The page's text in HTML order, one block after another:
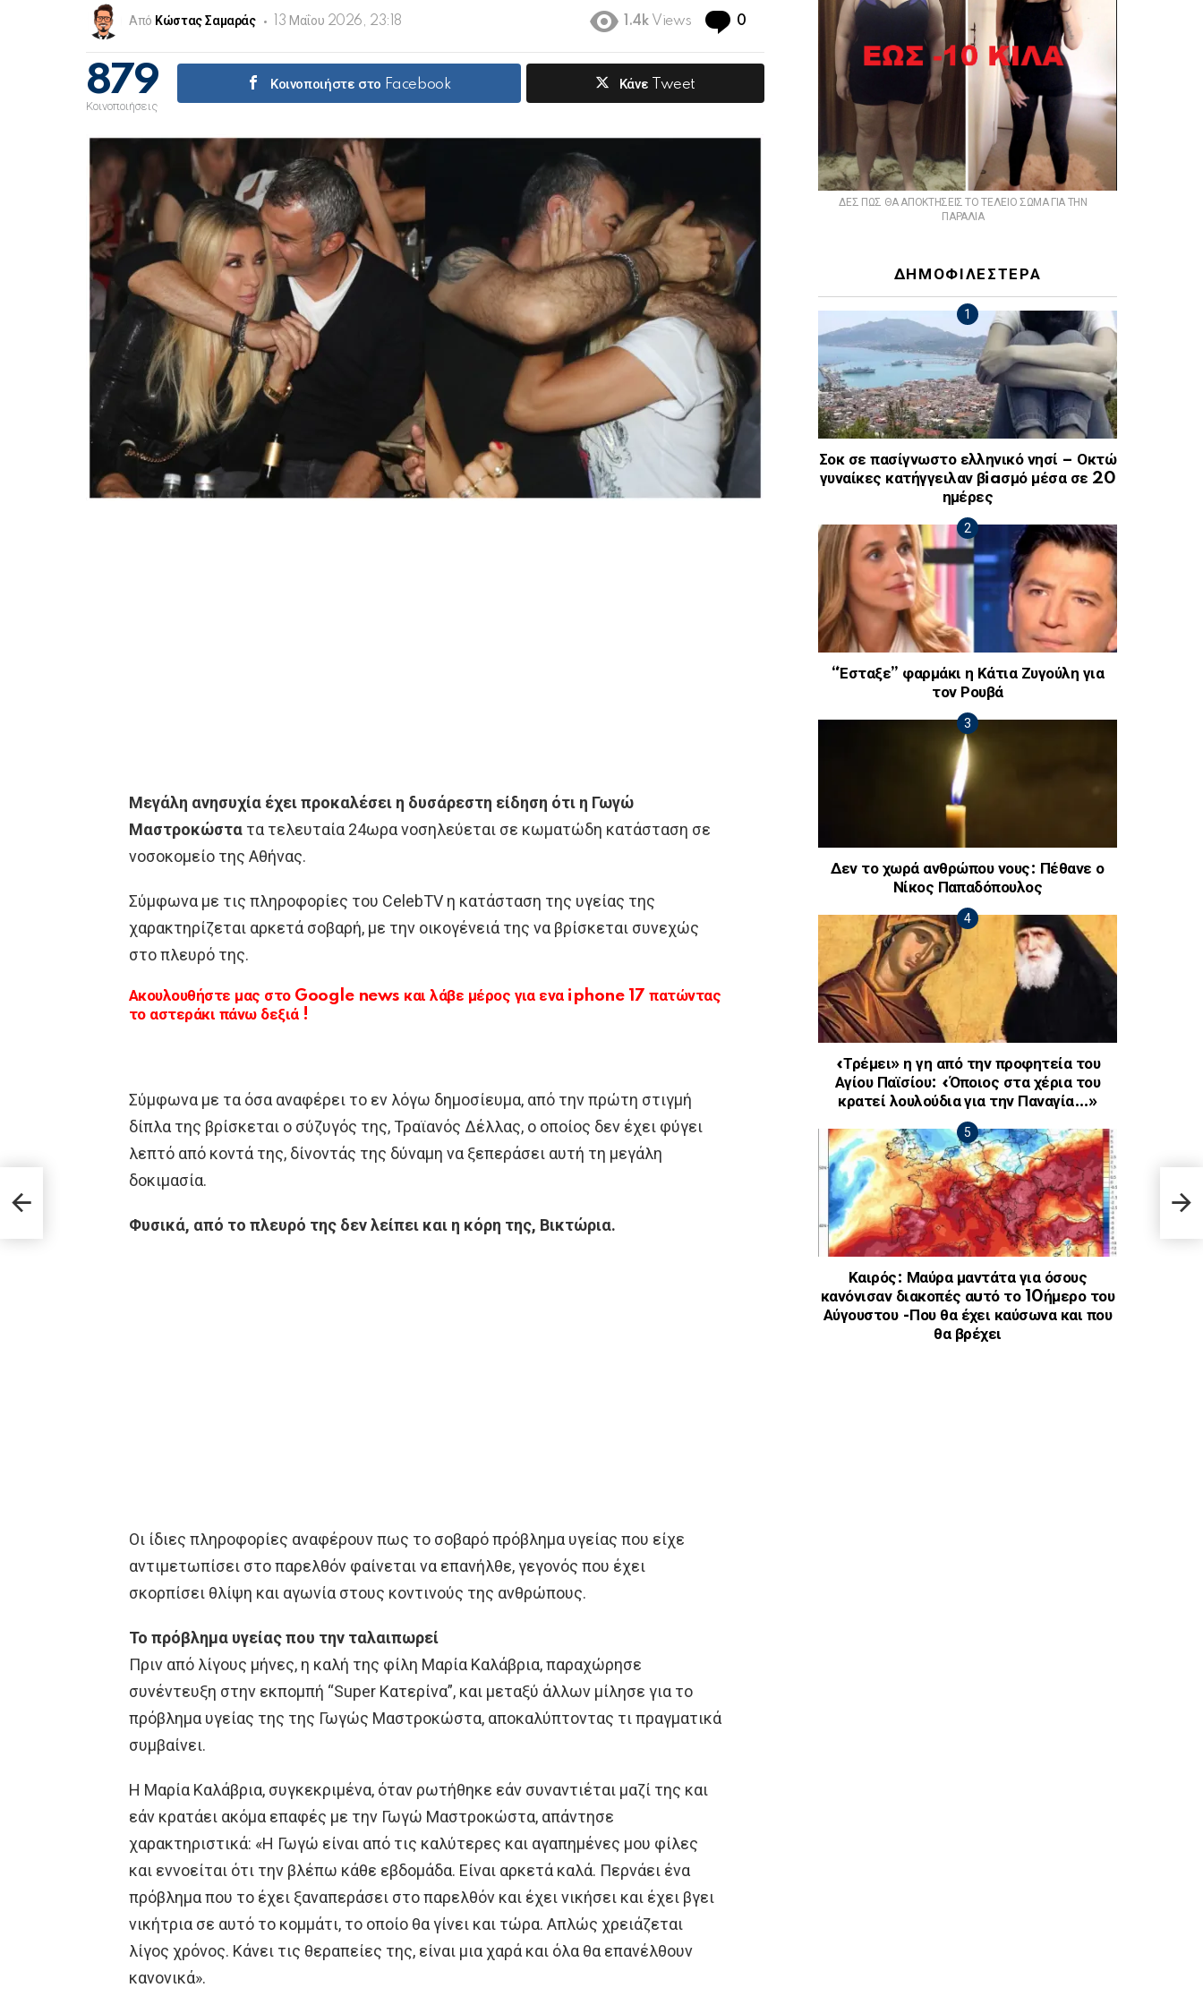
Από Κώστας Σαμαράς 13 Μαΐου 2026, 23:18 1.4k Views 0
879
Κοινοποιήσεις
Κοινοποιήστε στο Facebook Κάνε Tweet
Μεγάλη ανησυχία έχει προκαλέσει η δυσάρεστη είδηση ότι η Γωγώ
Μαστροκώστα τα τελευταία 24ωρα νοσηλεύεται σε κωματώδη κατάσταση σε
νοσοκομείο της Αθήνας.
Σύμφωνα με τις πληροφορίες του CelebTV η κατάσταση της υγείας της
χαρακτηρίζεται αρκετά σοβαρή, με την οικογένειά της να βρίσκεται συνεχώς
στο πλευρό της.
Ακουλουθήστε μας στο Google news και λάβε μέρος για ενα iphone 17 πατώντας
το αστεράκι πάνω δεξιά !
Σύμφωνα με τα όσα αναφέρει το εν λόγω δημοσίευμα, από την πρώτη στιγμή
δίπλα της βρίσκεται ο σύζυγός της, Τραϊανός Δέλλας, ο οποίος δεν έχει φύγει
λεπτό από κοντά της, δίνοντάς της δύναμη να ξεπεράσει αυτή τη μεγάλη
δοκιμασία.
Φυσικά, από το πλευρό της δεν λείπει και η κόρη της, Βικτώρια.
Οι ίδιες πληροφορίες αναφέρουν πως το σοβαρό πρόβλημα υγείας που είχε
αντιμετωπίσει στο παρελθόν φαίνεται να επανήλθε, γεγονός που έχει
σκορπίσει θλίψη και αγωνία στους κοντινούς της ανθρώπους.
Το πρόβλημα υγείας που την ταλαιπωρεί
Πριν από λίγους μήνες, η καλή της φίλη Μαρία Καλάβρια, παραχώρησε
συνέντευξη στην εκπομπή “Super Κατερίνα”, και μεταξύ άλλων μίλησε για το
πρόβλημα υγείας της της Γωγώς Μαστροκώστα, αποκαλύπτοντας τι πραγματικά
συμβαίνει.
Η Μαρία Καλάβρια, συγκεκριμένα, όταν ρωτήθηκε εάν συναντιέται μαζί της και
εάν κρατάει ακόμα επαφές με την Γωγώ Μαστροκώστα, απάντησε
χαρακτηριστικά: «Η Γωγώ είναι από τις καλύτερες και αγαπημένες μου φίλες
και εννοείται ότι την βλέπω κάθε εβδομάδα. Είναι αρκετά καλά. Περνάει ένα
πρόβλημα που το έχει ξαναπεράσει στο παρελθόν και έχει νικήσει και έχει βγει
νικήτρια σε αυτό το κομμάτι, το οποίο θα γίνει και τώρα. Απλώς χρειάζεται
λίγος χρόνος. Κάνει τις θεραπείες της, είναι μια χαρά και όλα θα επανέλθουν
κανονικά».
με
ΔΕΣ ΠΩΣ ΘΑ ΑΠΟΚΤΗΣΕΙΣ ΤΟ ΤΕΛΕΙΟ ΣΩΜΑ ΓΙΑ ΤΗΝ
ΠΑΡΑΛΙΑ
ΔΗΜΟΦΙΛΕΣΤΕΡΑ
Σοκ σε πασίγνωστο ελληνικό νησί – Οκτώ
γυναίκες κατήγγειλαν βiaσμό μέσα σε 20
ημέρες
“Έσταξε” φαρμάκι η Κάτια Ζυγούλη για
τον Ρουβά
Δεν το χωρά ανθρώπου νους: Πέθανε ο
Νίκος Παπαδόπουλος
«Τρέμει» η γη από την προφητεία του
Αγίου Παϊσίου: «Όποιος στα χέρια του
κρατεί λουλούδια για την Παναγία…»
Καιρός: Μαύρα μαντάτα για όσους
κανόνισαν διακοπές αuτό το 10ήμερο του
Αύγουστου -Που θα έχει καύσωνα και που
θα βρέχει